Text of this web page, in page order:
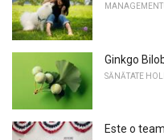
Ginkgo
SĂNĂTATE
Este o